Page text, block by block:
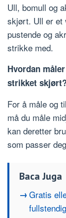
Ull, bomull og
skjørt. Ull er et
pustende og
strikke med.
Hvordan
strikket
For å måle og
må du måle
kan deretter
som passer
Baca Juga
Gratis